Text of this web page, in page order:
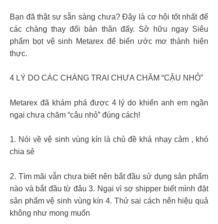
Bạn đã thật sự sẵn sàng chưa? Đây là cơ hội tốt nhất để
các chàng thay đổi bản thân đấy. Sở hữu ngay Siêu
phẩm bọt vệ sinh Metarex để biến ước mơ thành hiện
thực.
4 LÝ DO CÁC CHÀNG TRAI CHƯA CHĂM “CẬU NHỎ”
Metarex đã khám phá được 4 lý do khiến anh em ngần
ngại chưa chăm “cậu nhỏ” đúng cách!
1. Nói về vệ sinh vùng kín là chủ đề khá nhạy cảm , khó
chia sẻ
2. Tìm mãi vẫn chưa biết nên bắt đầu sử dụng sản phẩm
nào và bắt đầu từ đâu 3. Ngại vì sợ shipper biết mình đặt
sản phẩm vệ sinh vùng kín 4. Thử sai cách nên hiệu quả
không như mong muốn